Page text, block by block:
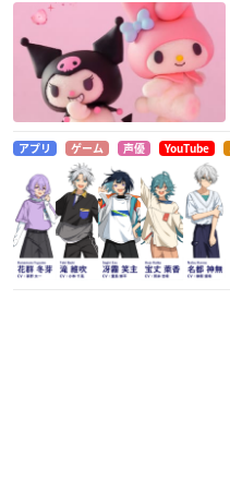
アプリ ゲーム 声優 YouTube